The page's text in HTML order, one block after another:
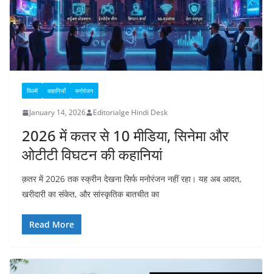
फिल्में कहानियाँ मनोरंजन
January 14, 2026 Editorialge Hindi Desk
2026 में कतर से 10 मीडिया, सिनेमा और
ओटीटी विघटन की कहानियां
क़तर में 2026 तक स्क्रीन देखना सिर्फ मनोरंजन नहीं रहा। यह अब आदत,
खरीदारी का संकेत, और सांस्कृतिक बातचीत का
Read More